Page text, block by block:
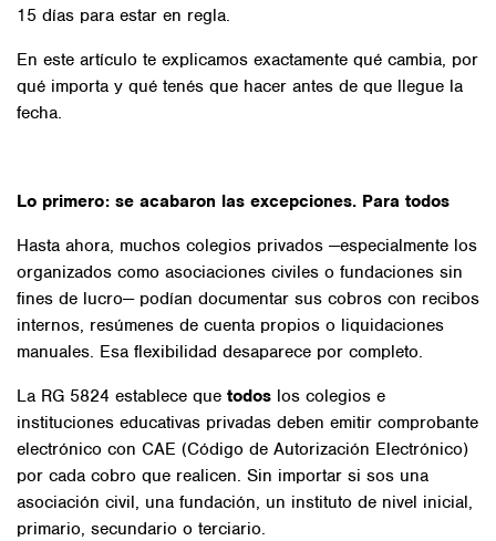
15 días para estar en regla.
En este artículo te explicamos exactamente qué cambia, por
qué importa y qué tenés que hacer antes de que llegue la
fecha.
Lo primero: se acabaron las excepciones. Para todos
Hasta ahora, muchos colegios privados —especialmente los
organizados como asociaciones civiles o fundaciones sin
fines de lucro— podían documentar sus cobros con recibos
internos, resúmenes de cuenta propios o liquidaciones
manuales. Esa flexibilidad desaparece por completo.
La RG 5824 establece que todos los colegios e
instituciones educativas privadas deben emitir comprobante
electrónico con CAE (Código de Autorización Electrónico)
por cada cobro que realicen. Sin importar si sos una
asociación civil, una fundación, un instituto de nivel inicial,
primario, secundario o terciario.